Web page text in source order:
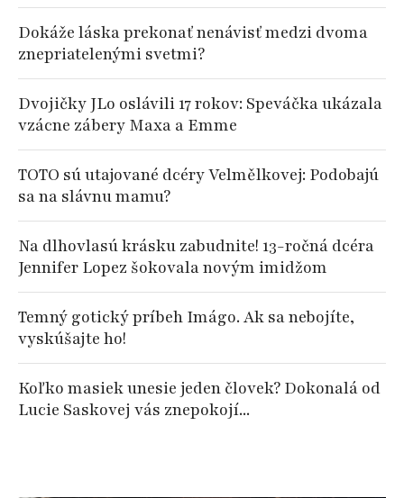
Dokáže láska prekonať nenávisť medzi dvoma
znepriatelenými svetmi?
Dvojičky JLo oslávili 17 rokov: Speváčka ukázala
vzácne zábery Maxa a Emme
TOTO sú utajované dcéry Velmělkovej: Podobajú
sa na slávnu mamu?
Na dlhovlasú krásku zabudnite! 13-ročná dcéra
Jennifer Lopez šokovala novým imidžom
Temný gotický príbeh Imágo. Ak sa nebojíte,
vyskúšajte ho!
Koľko masiek unesie jeden človek? Dokonalá od
Lucie Saskovej vás znepokojí...